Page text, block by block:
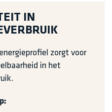
IN
zorgt voor
in het